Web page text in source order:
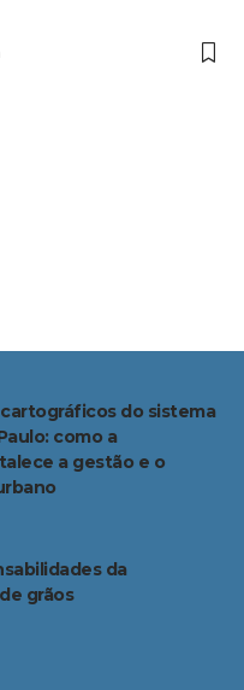
do sistema
como a
a gestão e o
da
grãos